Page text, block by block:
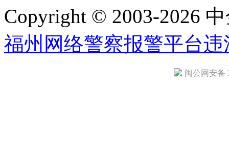
Copyright © 2003-2026
福州网络警察报警平台违
闽公网安备